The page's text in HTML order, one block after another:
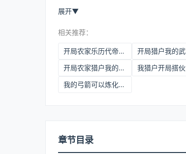
展开▼
相关推荐：
开局农家乐历代帝王降临
开局农家猎户我的弓箭可以炼化万物
我猎户开局搭伙
我的弓箭可以炼化万物(林东) 拾月小田
章节目录